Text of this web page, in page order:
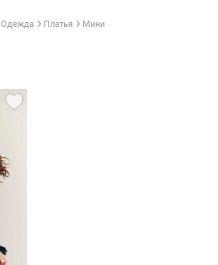
Одежда Платья Мини